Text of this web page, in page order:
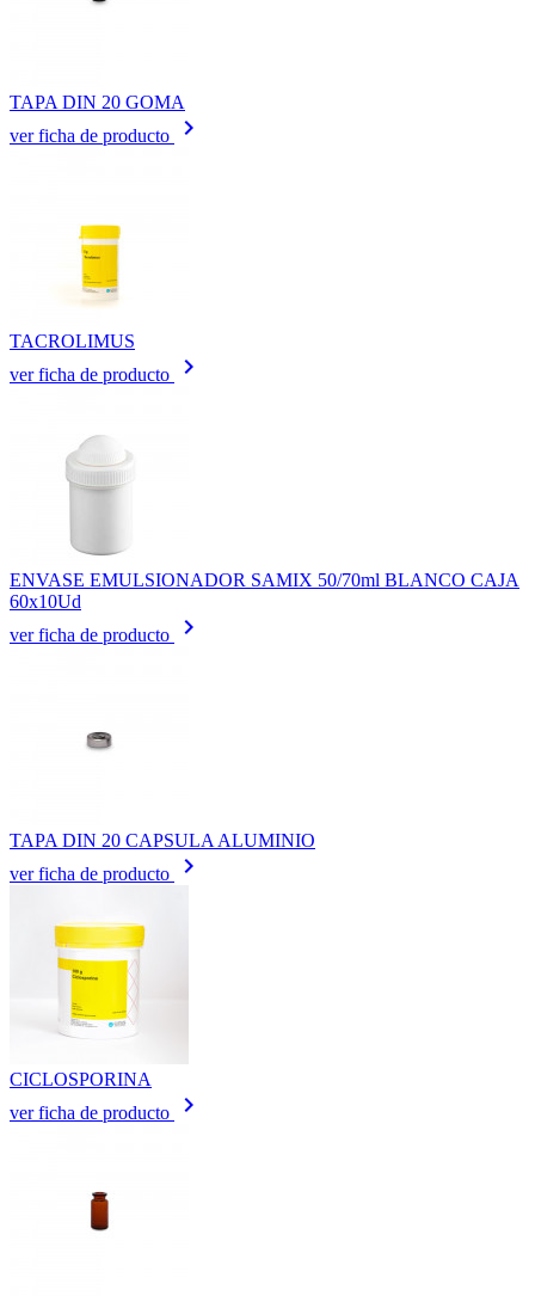
TAPA DIN 20 GOMA
ver ficha de producto
keyboard_arrow_right
TACROLIMUS
ver ficha de producto
keyboard_arrow_right
ENVASE EMULSIONADOR SAMIX 50/70ml BLANCO CAJA
60x10Ud
ver ficha de producto
keyboard_arrow_right
TAPA DIN 20 CAPSULA ALUMINIO
ver ficha de producto
keyboard_arrow_right
CICLOSPORINA
ver ficha de producto
keyboard_arrow_right